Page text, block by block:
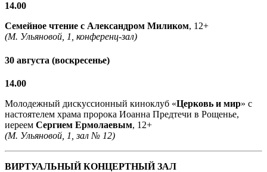
14.00
Семейное чтение с Александром Миликом, 12+
(М. Ульяновой, 1, конференц-зал)
30 августа (воскресенье)
14.00
Молодежный дискуссионный киноклуб «Церковь и мир» с
настоятелем храма пророка Иоанна Предтечи в Рощенье,
иереем Сергием Ермолаевым, 12+
(М. Ульяновой, 1, зал № 12)
ВИРТУАЛЬНЫЙ КОНЦЕРТНЫЙ ЗАЛ